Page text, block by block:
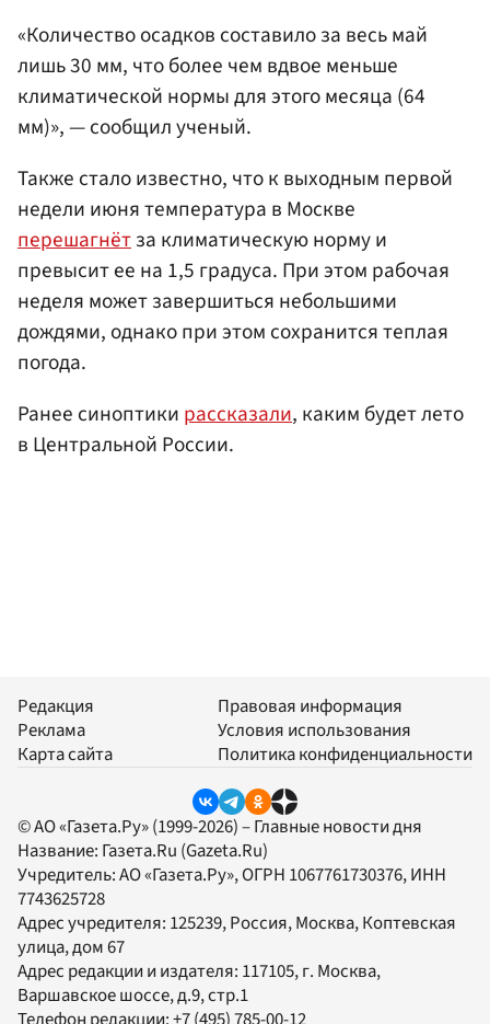
«Количество осадков составило за весь май
лишь 30 мм, что более чем вдвое меньше
климатической нормы для этого месяца (64
мм)», — сообщил ученый.
Также стало известно, что к выходным первой
недели июня температура в Москве
перешагнётза климатическую норму и
превысит ее на 1,5 градуса. При этом рабочая
неделя может завершиться небольшими
дождями, однако при этом сохранится теплая
погода.
Ранее синоптики рассказали, каким будет лето
в Центральной России.
Редакция
Реклама
Карта сайта
Правовая информация
Условия использования
Политика конфиденциальности
© АО «Газета.Ру» (1999-2026) – Главные новости дня
Название: Газета.Ru (Gazeta.Ru)
Учредитель:АО «Газета.Ру», ОГРН 1067761730376, ИНН
7743625728
Адрес учредителя: 125239, Россия, Москва, Коптевская
улица, дом 67
Адрес редакции и издателя: 117105, г. Москва,
Варшавское шоссе, д.9, стр.1